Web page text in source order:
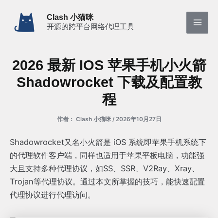
Clash 小猫咪
开源的跨平台网络代理工具
2026 最新 IOS 苹果手机小火箭
Shadowrocket 下载及配置教
程
作者： Clash 小猫咪 / 2026年10月27日
Shadowrocket又名小火箭是 iOS 系统即苹果手机系统下
的代理软件客户端，同样也适用于苹果平板电脑，功能强
大且支持多种代理协议，如SS、SSR、V2Ray、Xray、
Trojan等代理协议。通过本文所掌握的技巧，能快速配置
代理协议进行代理访问。